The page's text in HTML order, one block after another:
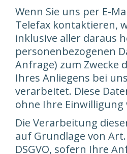
Wenn Sie uns per E-
Telefax kontaktieren,
inklusive aller daraus
personenbezogenen
Anfrage) zum Zwecke
Ihres Anliegens bei
verarbeitet. Diese
ohne Ihre Einwilligung
Die Verarbeitung
auf Grundlage von
DSGVO, sofern Ihre